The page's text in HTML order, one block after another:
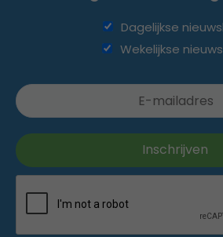
Dagelijkse
Wekelijkse